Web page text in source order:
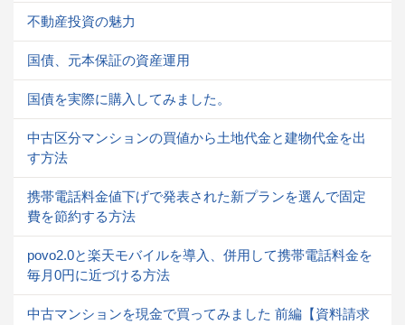
不動産投資の魅力
国債、元本保証の資産運用
国債を実際に購入してみました。
中古区分マンションの買値から土地代金と建物代金を出
す方法
携帯電話料金値下げで発表された新プランを選んで固定
費を節約する方法
povo2.0と楽天モバイルを導入、併用して携帯電話料金を
毎月0円に近づける方法
中古マンションを現金で買ってみました 前編【資料請求